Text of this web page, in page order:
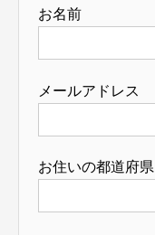
お名前
メールアドレス
お住いの都道府県